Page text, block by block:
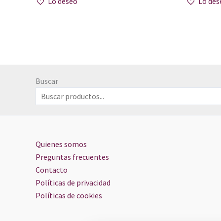
Buscar
Quienes somos
Preguntas frecuentes
Contacto
Políticas de privacidad
Políticas de cookies